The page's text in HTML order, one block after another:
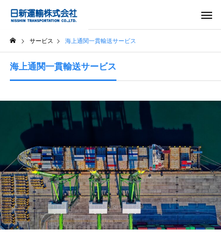
サービス 海上通関一貫輸送サービス
海上通関一貫輸送サービス